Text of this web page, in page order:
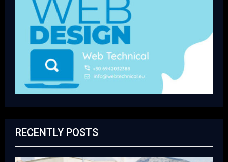
RECENTLY POSTS